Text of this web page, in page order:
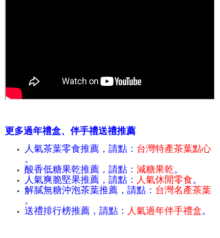
更多過年禮盒、伴手禮送禮推薦
人氣茶葉零食推薦，請點： 台灣特產茶葉點心
。
酸香低糖果乾推薦，請點： 減糖果乾。
人氣爽脆堅果推薦，請點： 人氣休閒零食。
解膩無糖沖泡茶葉推薦，請點： 台灣名產茶葉
。
送禮排行榜推薦，請點： 人氣過年伴手禮盒。